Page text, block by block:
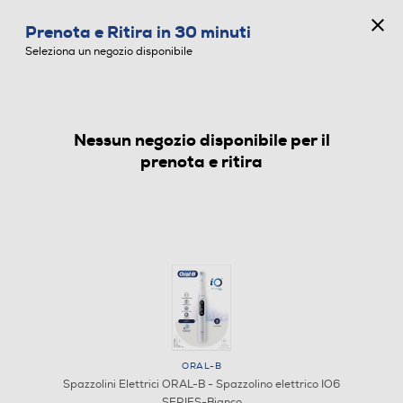
SPAZZOLINI ELETTRICI
Prenota e Ritira in 30 minuti
Seleziona un negozio disponibile
Nessun negozio disponibile per il
prenota e ritira
ORAL-B
Spazzolini Elettrici ORAL-B - Spazzolino elettrico IO6